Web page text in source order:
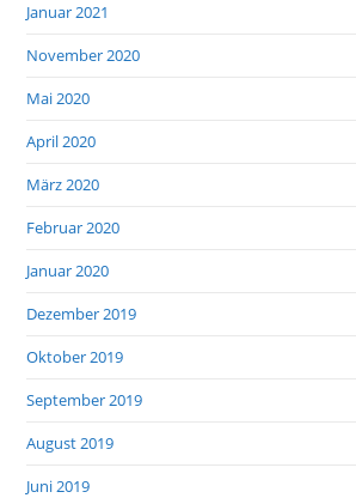
Januar 2021
November 2020
Mai 2020
April 2020
März 2020
Februar 2020
Januar 2020
Dezember 2019
Oktober 2019
September 2019
August 2019
Juni 2019